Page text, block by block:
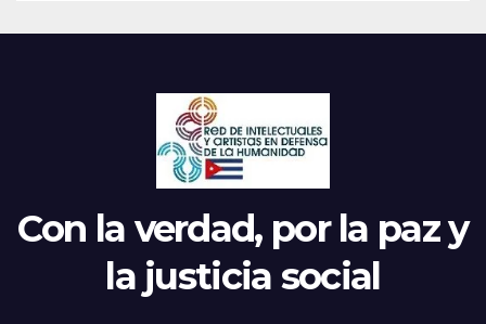
Con la verdad, por la paz y
la justicia social